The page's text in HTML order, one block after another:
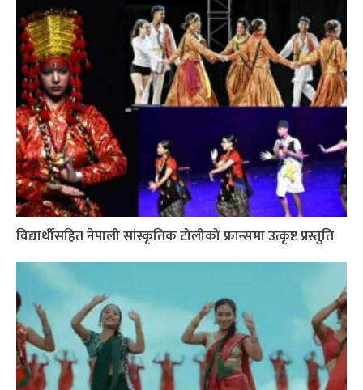
विद्यार्थीसहित नेपाली सांस्कृतिक टोलीको फ्रान्समा उत्कृष्ट प्रस्तुति